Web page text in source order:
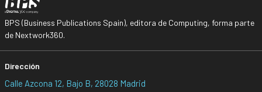
BPS (Business Publications Spain), editora de Computing, forma parte
de Nextwork360.
Dirección
Calle Azcona 12, Bajo B, 28028 Madrid